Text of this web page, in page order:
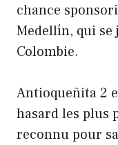
chance
Medellín, qui se
Colombie.
Antioqueñita 2
hasard les plus
reconnu pour